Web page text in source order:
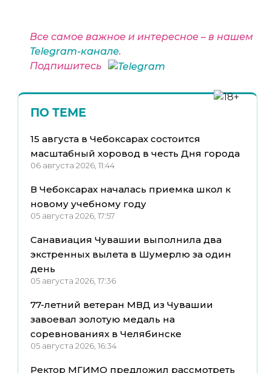
Все самое важное и интересное – в нашем
Telegram-канале.
Подпишитесь
ПО ТЕМЕ
15 августа в Чебоксарах состоится
масштабный хоровод в честь Дня города
06 августа 2026, 11:44
В Чебоксарах началась приемка школ к
новому учебному году
05 августа 2026, 17:57
Санавиация Чувашии выполнила два
экстренных вылета в Шумерлю за один
день
05 августа 2026, 17:36
77-летний ветеран МВД из Чувашии
завоевал золотую медаль на
соревнованиях в Челябинске
05 августа 2026, 16:34
Ректор МГИМО предложил рассмотреть